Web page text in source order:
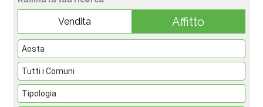
Vendita Affitto